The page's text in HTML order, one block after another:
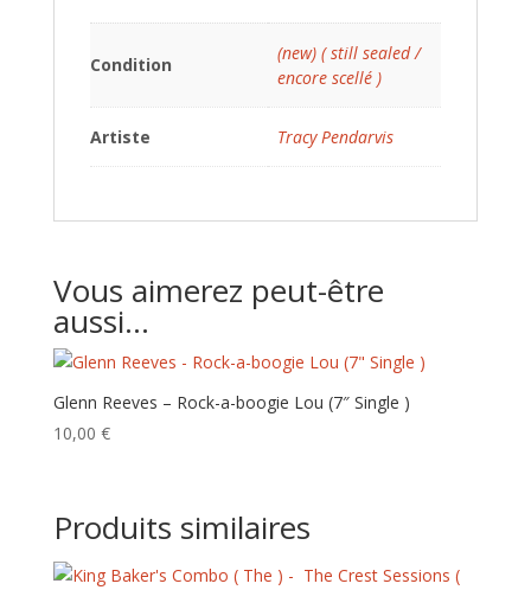
Condition
(new) ( still sealed /
encore scellé )
Artiste Tracy Pendarvis
Vous aimerez peut-être
aussi…
Glenn Reeves – Rock-a-boogie Lou (7″ Single )
10,00 €
Produits similaires